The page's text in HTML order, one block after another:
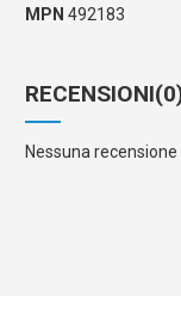
MPN 492183
RECENSIONI
Nessuna recensione